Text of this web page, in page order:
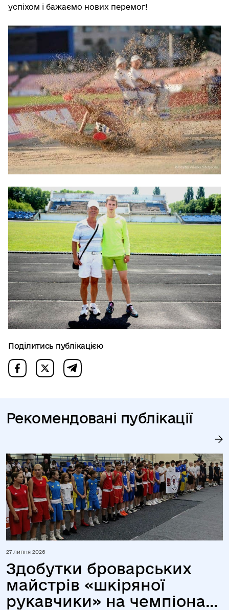
успіхом і бажаємо нових перемог!
Поділитись публікацією
Рекомендовані публікації
27 липня 2026
Здобутки броварських
майстрів «шкіряної
рукавчики» на чемпіонаті